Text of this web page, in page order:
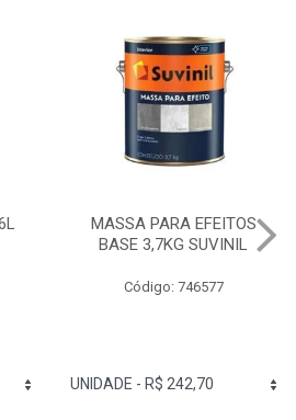
IQUINE DIATEX ACRILICA
15LT BALDE BRANCO NEVE
Código: 734826